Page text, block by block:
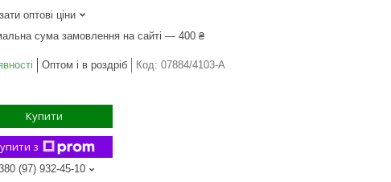
оптові ціни
сума замовлення на сайті — 400 ₴
Оптом і в роздріб Код: 07884/4103-A
Купити
з
(97) 932-45-10